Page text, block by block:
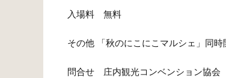
入場料 無料
その他 「秋のにこにこマルシェ」同時
問合せ 庄内観光コンベンション協会